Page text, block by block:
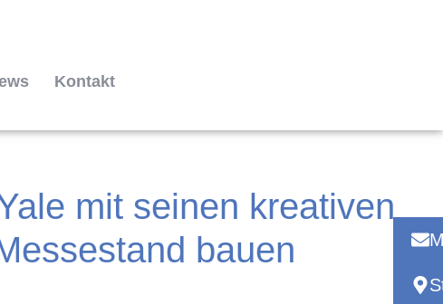
Kontakt
mit seinen kreativen
bauen